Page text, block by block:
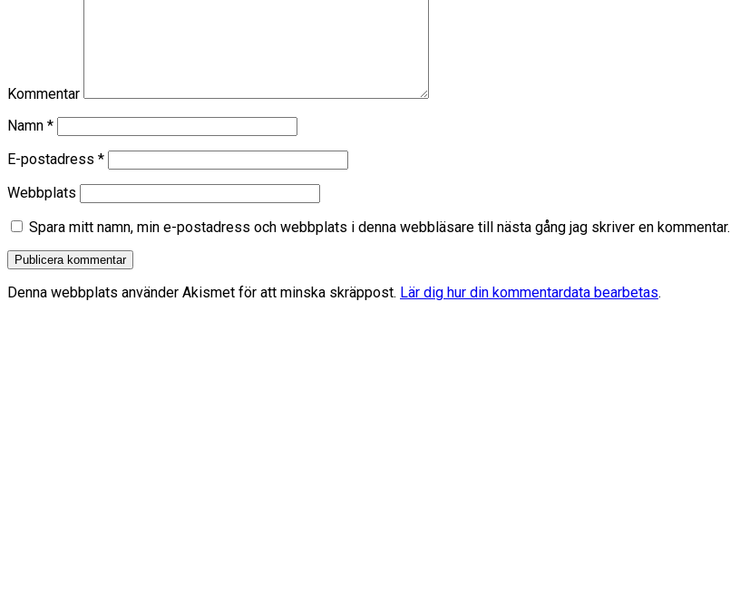
Kommentar
Namn *
E-postadress *
Webbplats
Spara mitt namn, min e-postadress och webbplats i denna webbläsare till nästa gång jag skriver en kommentar.
Denna webbplats använder Akismet för att minska skräppost. Lär dig hur din kommentardata bearbetas.